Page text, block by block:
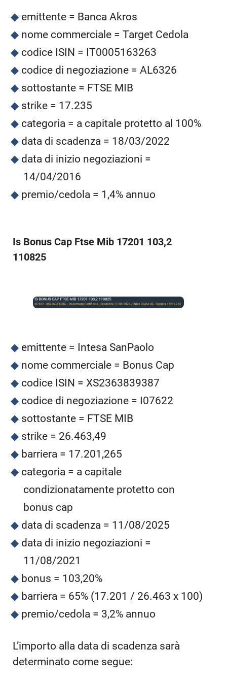
emittente = Banca Akros
nome commerciale = Target Cedola
codice ISIN = IT0005163263
codice di negoziazione = AL6326
sottostante = FTSE MIB
strike = 17.235
categoria = a capitale protetto al 100%
data di scadenza = 18/03/2022
data di inizio negoziazioni =
14/04/2016
premio/cedola = 1,4% annuo
Is Bonus Cap Ftse Mib 17201 103,2
110825
emittente = Intesa SanPaolo
nome commerciale = Bonus Cap
codice ISIN = XS2363839387
codice di negoziazione = I07622
sottostante = FTSE MIB
strike = 26.463,49
barriera = 17.201,265
categoria = a capitale
condizionatamente protetto con
bonus cap
data di scadenza = 11/08/2025
data di inizio negoziazioni =
11/08/2021
bonus = 103,20%
barriera = 65% (17.201 / 26.463 x 100)
premio/cedola = 3,2% annuo
L’importo alla data di scadenza sarà
determinato come segue: